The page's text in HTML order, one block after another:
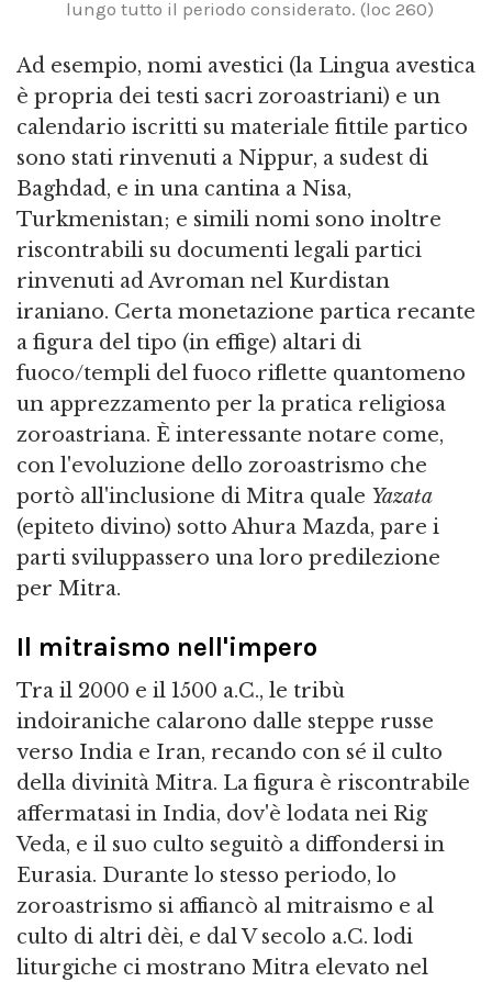
lungo tutto il periodo considerato. (loc 260)
Ad esempio, nomi avestici (la Lingua avestica
è propria dei testi sacri zoroastriani) e un
calendario iscritti su materiale fittile partico
sono stati rinvenuti a Nippur, a sudest di
Baghdad, e in una cantina a Nisa,
Turkmenistan; e simili nomi sono inoltre
riscontrabili su documenti legali partici
rinvenuti ad Avroman nel Kurdistan
iraniano. Certa monetazione partica recante
a figura del tipo (in effige) altari di
fuoco/templi del fuoco riflette quantomeno
un apprezzamento per la pratica religiosa
zoroastriana. È interessante notare come,
con l'evoluzione dello zoroastrismo che
portò all'inclusione di Mitra quale Yazata
(epiteto divino) sotto Ahura Mazda, pare i
parti sviluppassero una loro predilezione
per Mitra.
Il mitraismo nell'impero
Tra il 2000 e il 1500 a.C., le tribù
indoiraniche calarono dalle steppe russe
verso India e Iran, recando con sé il culto
della divinità Mitra. La figura è riscontrabile
affermatasi in India, dov'è lodata nei Rig
Veda, e il suo culto seguitò a diffondersi in
Eurasia. Durante lo stesso periodo, lo
zoroastrismo si affiancò al mitraismo e al
culto di altri dèi, e dal V secolo a.C. lodi
liturgiche ci mostrano Mitra elevato nel